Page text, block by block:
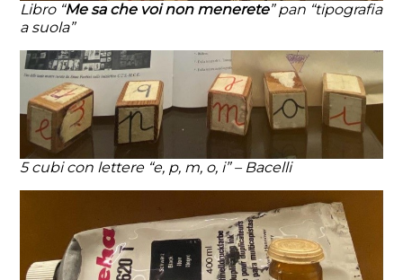
Libro “Me sa che voi non menerete” pan “tipografia
a suola”
5 cubi con lettere “e, p, m, o, i” – Bacelli